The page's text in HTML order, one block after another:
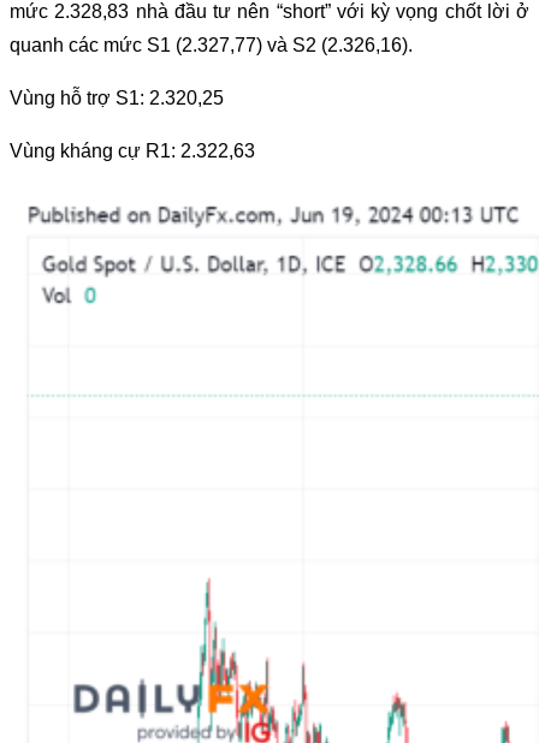
mức 2.328,83 nhà đầu tư nên “short” với kỳ vọng chốt lời ở
quanh các mức S1 (2.327,77) và S2 (2.326,16).
Vùng hỗ trợ S1: 2.320,25
Vùng kháng cự R1: 2.322,63